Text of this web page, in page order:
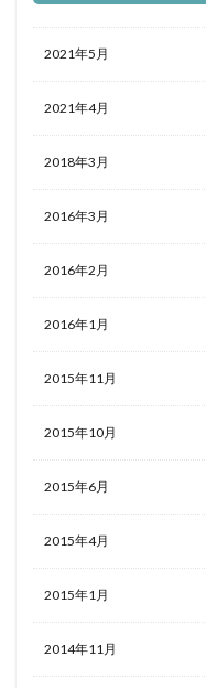
2021年5月
2021年4月
2018年3月
2016年3月
2016年2月
2016年1月
2015年11月
2015年10月
2015年6月
2015年4月
2015年1月
2014年11月